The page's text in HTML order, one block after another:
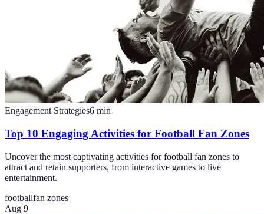
Engagement Strategies6 min
Top 10 Engaging Activities for Football Fan Zones
Uncover the most captivating activities for football fan zones to
attract and retain supporters, from interactive games to live
entertainment.
footballfan zones
Aug 9